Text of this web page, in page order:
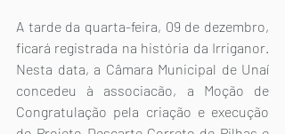
A tarde da quarta-feira, 09 de dezembro,
ficará registrada na história da Irriganor.
Nesta data, a Câmara Municipal de Unaí
concedeu à associacão, a Moção de
Congratulação pela criação e execução